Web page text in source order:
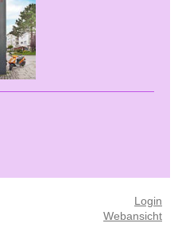
Login
Webansicht